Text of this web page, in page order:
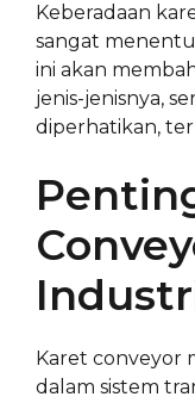
Keberadaan
sangat
ini akan
jenis-jenisnya,
diperhatikan,
Karet conveyor
dalam sistem